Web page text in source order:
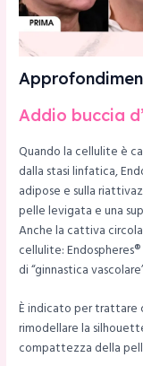
Addio buccia
Quando la cellulite è
dalla stasi linfatica,
adipose e sulla
pelle levigata e una
Anche la cattiva
cellulite:
di “ginnastica
È indicato per trattare
rimodellare la
compattezza della